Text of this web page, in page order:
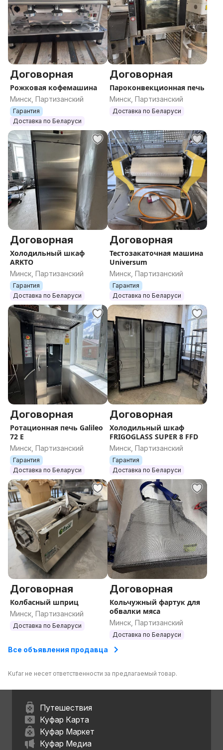
Договорная
Рожковая кофемашина
Минск, Партизанский
Гарантия
Доставка по Беларуси
Договорная
Пароконвекционная печь
Минск, Партизанский
Доставка по Беларуси
Договорная
Холодильный шкаф
ARKTO
Минск, Партизанский
Гарантия
Доставка по Беларуси
Договорная
Тестозакаточная машина
Universum
Минск, Партизанский
Гарантия
Доставка по Беларуси
Договорная
Ротационная печь Galileo
72 E
Минск, Партизанский
Гарантия
Доставка по Беларуси
Договорная
Холодильный шкаф
FRIGOGLASS SUPER 8 FFD
Минск, Партизанский
Гарантия
Доставка по Беларуси
Договорная
Колбасный шприц
Минск, Партизанский
Доставка по Беларуси
Договорная
Кольчужный фартук для
обвалки мяса
Минск, Партизанский
Доставка по Беларуси
Все объявления продавца
Kufar не несет ответственности за предлагаемый товар.
Путешествия
Куфар Карта
Куфар Маркет
Куфар Медиа